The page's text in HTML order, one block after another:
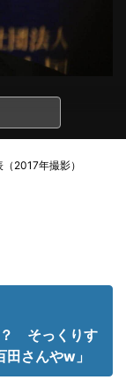
2017年撮影）
？ そっくりす
さんやw」